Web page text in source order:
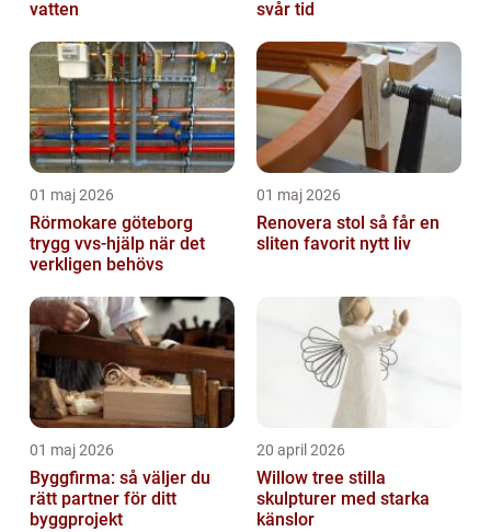
vatten
svår tid
01 maj 2026
Rörmokare göteborg
trygg vvs-hjälp när det
verkligen behövs
01 maj 2026
Renovera stol så får en
sliten favorit nytt liv
01 maj 2026
Byggfirma: så väljer du
rätt partner för ditt
byggprojekt
20 april 2026
Willow tree stilla
skulpturer med starka
känslor